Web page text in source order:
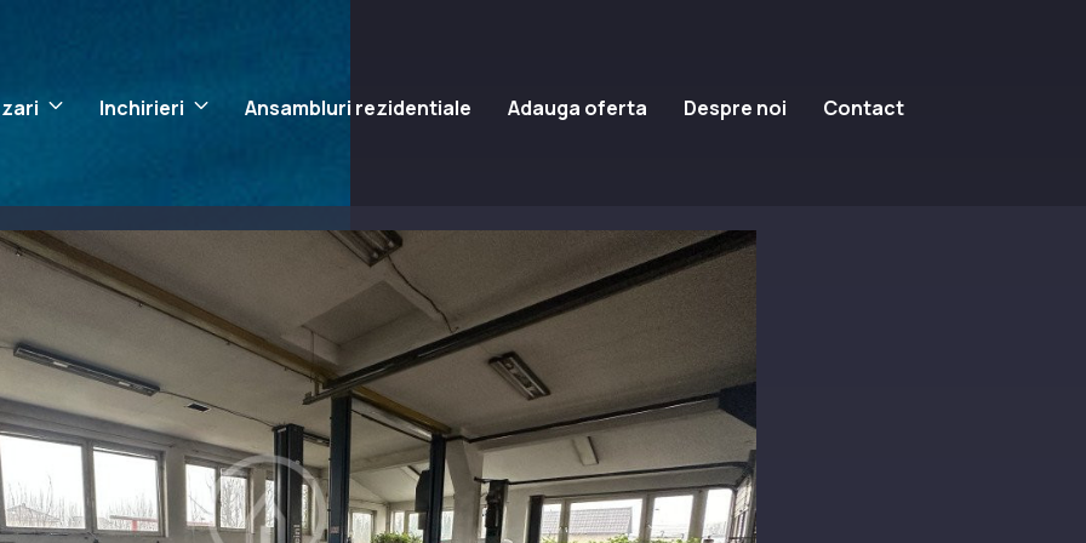
Inchirieri Ansambluri rezidentiale Adauga oferta Despre noi Contact